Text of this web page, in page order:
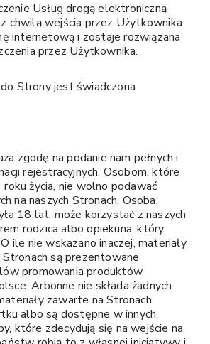
Usług drogą elektroniczną
chwilą wejścia przez Użytkownika
internetową i zostaje rozwiązana
przez Użytkownika.
Strony jest świadczona
zgodę na podanie nam pełnych i
rejestracyjnych. Osobom, które
roku życia, nie wolno podawać
na naszych Stronach. Osoba,
18 lat, może korzystać z naszych
rodzica albo opiekuna, który
ile nie wskazano inaczej, materiały
Stronach są prezentowane
promowania produktów
Arbonne nie składa żadnych
zawarte na Stronach
albo są dostępne w innych
które zdecydują się na wejście na